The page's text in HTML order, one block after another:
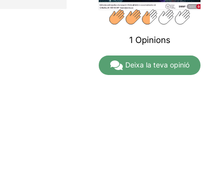
1 Opinions
Deixa la teva opinió